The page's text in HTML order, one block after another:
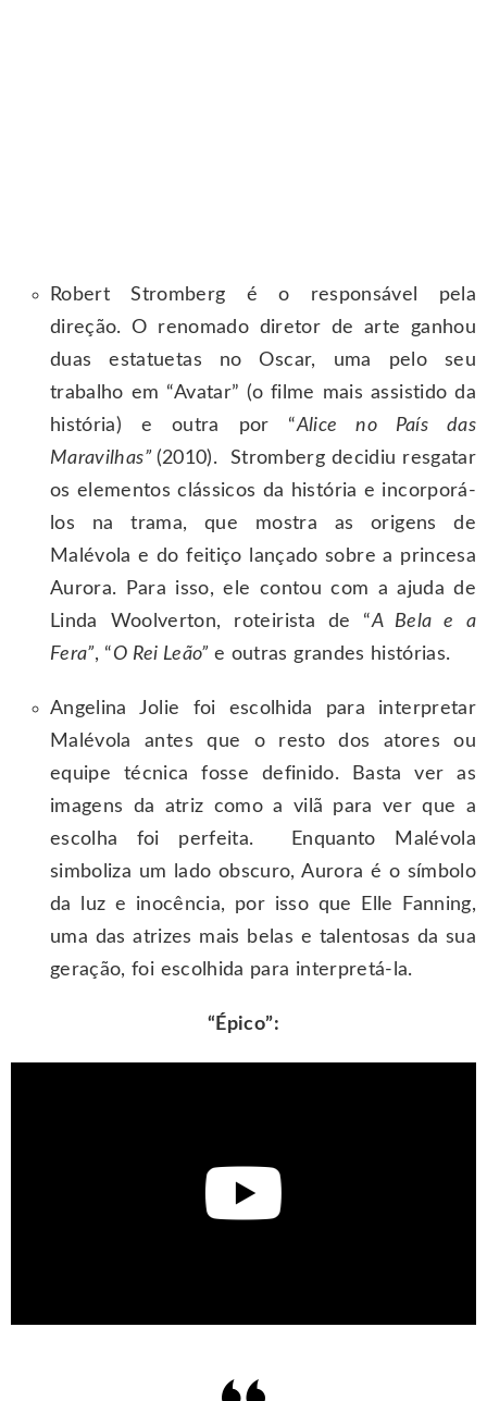
Robert Stromberg é o responsável pela
direção. O renomado diretor de arte ganhou
duas estatuetas no Oscar, uma pelo seu
trabalho em “Avatar” (o filme mais assistido da
história) e outra por “Alice no País das
Maravilhas” (2010). Stromberg decidiu resgatar
os elementos clássicos da história e incorporá-
los na trama, que mostra as origens de
Malévola e do feitiço lançado sobre a princesa
Aurora. Para isso, ele contou com a ajuda de
Linda Woolverton, roteirista de “A Bela e a
Fera”, “O Rei Leão” e outras grandes histórias.
Angelina Jolie foi escolhida para interpretar
Malévola antes que o resto dos atores ou
equipe técnica fosse definido. Basta ver as
imagens da atriz como a vilã para ver que a
escolha foi perfeita. Enquanto Malévola
simboliza um lado obscuro, Aurora é o símbolo
da luz e inocência, por isso que Elle Fanning,
uma das atrizes mais belas e talentosas da sua
geração, foi escolhida para interpretá-la.
“Épico”: